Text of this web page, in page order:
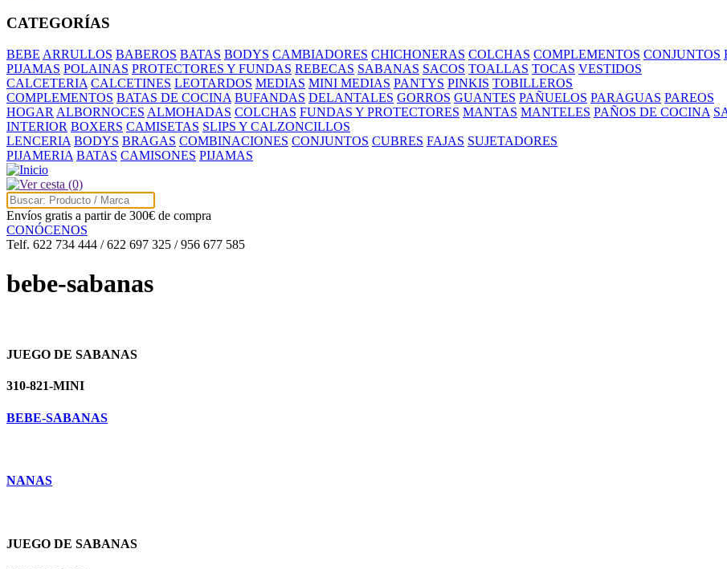
CATEGORÍAS
BEBE ARRULLOS BABEROS BATAS BODYS CAMBIADORES CHICHONERAS COLCHAS COMPLEMENTOS CONJUNTOS
PIJAMAS POLAINAS PROTECTORES Y FUNDAS REBECAS SABANAS SACOS TOALLAS TOCAS VESTIDOS
CALCETERIA CALCETINES LEOTARDOS MEDIAS MINI MEDIAS PANTYS PINKIS TOBILLEROS
COMPLEMENTOS BATAS DE COCINA BUFANDAS DELANTALES GORROS GUANTES PAÑUELOS PARAGUAS PAREOS
HOGAR ALBORNOCES ALMOHADAS COLCHAS FUNDAS Y PROTECTORES MANTAS MANTELES PAÑOS DE COCINA
INTERIOR BOXERS CAMISETAS SLIPS Y CALZONCILLOS
LENCERIA BODYS BRAGAS COMBINACIONES CONJUNTOS CUBRES FAJAS SUJETADORES
PIJAMERIA BATAS CAMISONES PIJAMAS
(0)
Envíos gratis a partir de 300€ de compra
CONÓCENOS
Telf. 622 734 444 / 622 697 325 / 956 677 585
bebe-sabanas
JUEGO DE SABANAS
310-821-MINI
BEBE-SABANAS
NANAS
JUEGO DE SABANAS